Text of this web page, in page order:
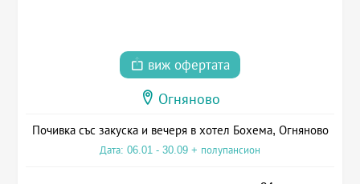
виж офертата
Огняново
Почивка със закуска и вечеря в хотел Бохема, Огняново
Дата: 06.01 - 30.09 + полупансион